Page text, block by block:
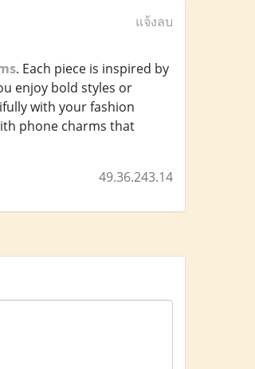
แจ้งลบ
. Each piece is inspired by
enjoy bold styles or
with your fashion
phone charms that
49.36.243.14